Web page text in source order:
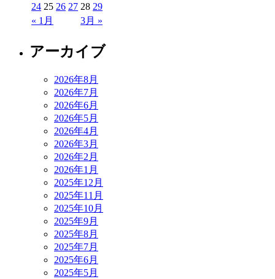
« 1月 3月 »
24 25 26 27 28 29
アーカイブ
2026年8月
2026年7月
2026年6月
2026年5月
2026年4月
2026年3月
2026年2月
2026年1月
2025年12月
2025年11月
2025年10月
2025年9月
2025年8月
2025年7月
2025年6月
2025年5月